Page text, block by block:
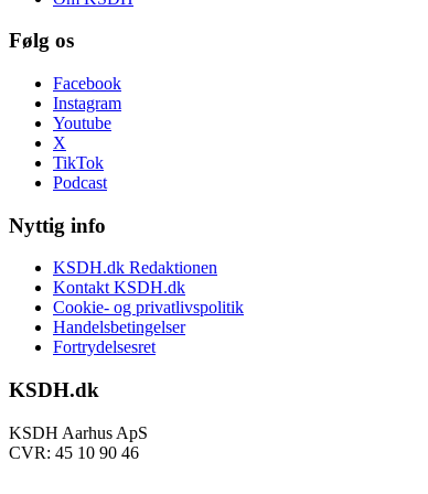
Følg os
Facebook
Instagram
Youtube
X
TikTok
Podcast
Nyttig info
KSDH.dk Redaktionen
Kontakt KSDH.dk
Cookie- og privatlivspolitik
Handelsbetingelser
Fortrydelsesret
KSDH.dk
KSDH Aarhus ApS
CVR: 45 10 90 46